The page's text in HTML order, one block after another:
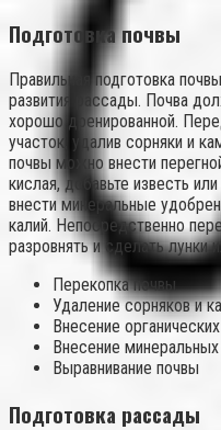
Подготовка почвы
Правильная подготовка
развития рассады. Почва
хорошо дренированной.
участок, удалив сорняки и
почвы можно внести
кислая, добавьте известь
внести минеральные
калий. Непосредственно
разровнять и сделать лунки
Перекопка почвы
Удаление сорняков и
Внесение
Внесение
Выравнивание почвы
Подготовка рассады